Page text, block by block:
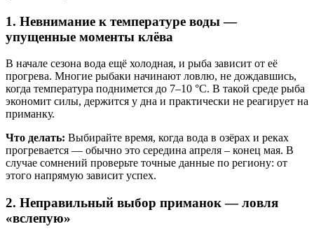
1. Невнимание к температуре воды —
упущенные моменты клёва
В начале сезона вода ещё холодная, и рыба зависит от её
прогрева. Многие рыбаки начинают ловлю, не дождавшись,
когда температура поднимется до 7–10 °C. В такой среде рыба
экономит силы, держится у дна и практически не реагирует на
приманку.
Что делать: Выбирайте время, когда вода в озёрах и реках
прогревается — обычно это середина апреля – конец мая. В
случае сомнений проверьте точные данные по региону: от
этого напрямую зависит успех.
2. Неправильный выбор приманок — ловля
«вслепую»